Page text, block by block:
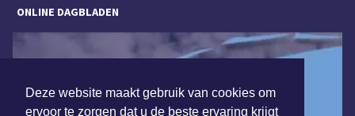
Deze website maakt gebruik van cookies om
ervoor te zorgen dat u de beste ervaring krijgt
ONLINE DAGBLADEN